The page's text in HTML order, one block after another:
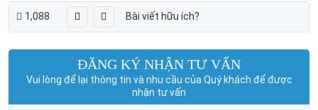
1,088 Bài viết hữu ích?
ĐĂNG KÝ NHẬN TƯ VẤN
Vui lòng để lại thông tin và nhu cầu của Quý khách để được
nhận tư vấn